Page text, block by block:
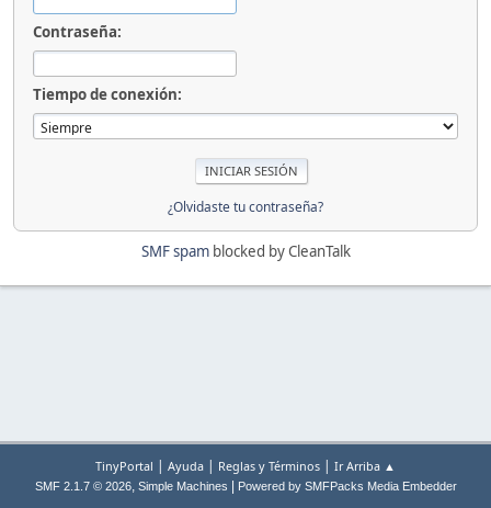
Contraseña:
Tiempo de conexión:
¿Olvidaste tu contraseña?
SMF spamblocked by CleanTalk
TinyPortal | Ayuda | Reglas y Términos | Ir Arriba ▲
SMF 2.1.7 © 2026, Simple Machines Powered by SMFPacks Media Embedder